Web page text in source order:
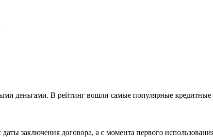
деньгами. В рейтинг вошли самые популярные кредитные
заключения договора, а с момента первого